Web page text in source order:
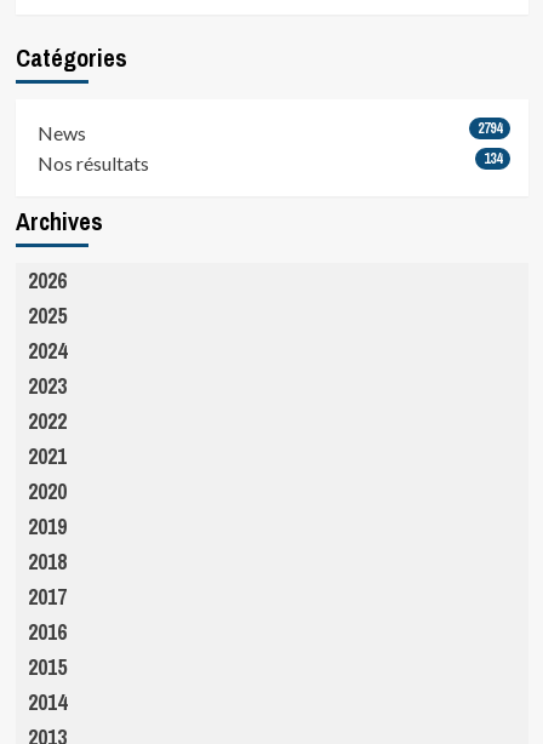
Catégories
News 2794
Nos résultats 134
Archives
2026
2025
2024
2023
2022
2021
2020
2019
2018
2017
2016
2015
2014
2013